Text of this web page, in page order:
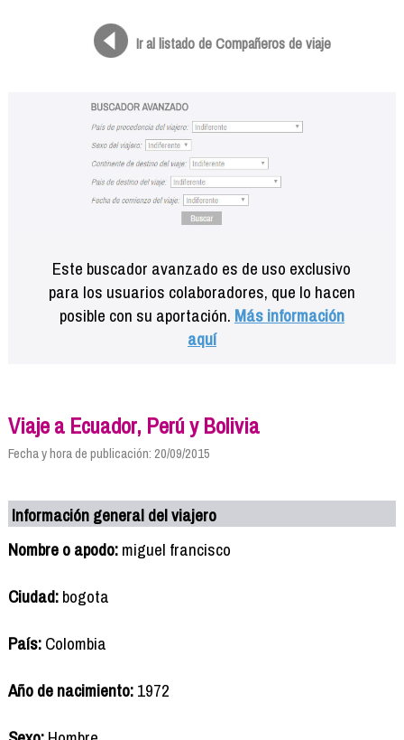
Ir al listado de Compañeros de viaje
Este buscador avanzado es de uso exclusivo
para los usuarios colaboradores, que lo hacen
posible con su aportación. Más información
aquí
Viaje a Ecuador, Perú y Bolivia
Fecha y hora de publicación: 20/09/2015
Información general del viajero
Nombre o apodo:miguel francisco
Ciudad:bogota
País:Colombia
Año de nacimiento:1972